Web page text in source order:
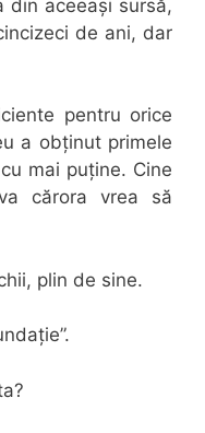
din aceeași sursă,
de ani, dar
pentru orice
a obținut primele
mai puține. Cine
cărora vrea să
plin de sine.